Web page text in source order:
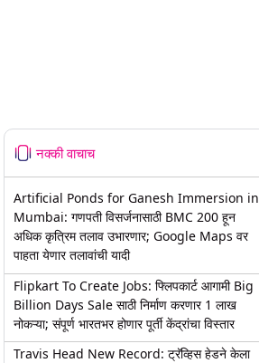
नक्की वाचाच
Artificial Ponds for Ganesh Immersion in
Mumbai: गणपती विसर्जनासाठी BMC 200 हून
अधिक कृत्रिम तलाव उभारणार; Google Maps वर
पाहता येणार तलावांची यादी
Flipkart To Create Jobs: फ्लिपकार्ट आगामी Big
Billion Days Sale साठी निर्माण करणार 1 लाख
नोकऱ्या; संपूर्ण भारतभर होणार पूर्ती केंद्रांचा विस्तार
Travis Head New Record: ट्रॅव्हिस हेडने केला